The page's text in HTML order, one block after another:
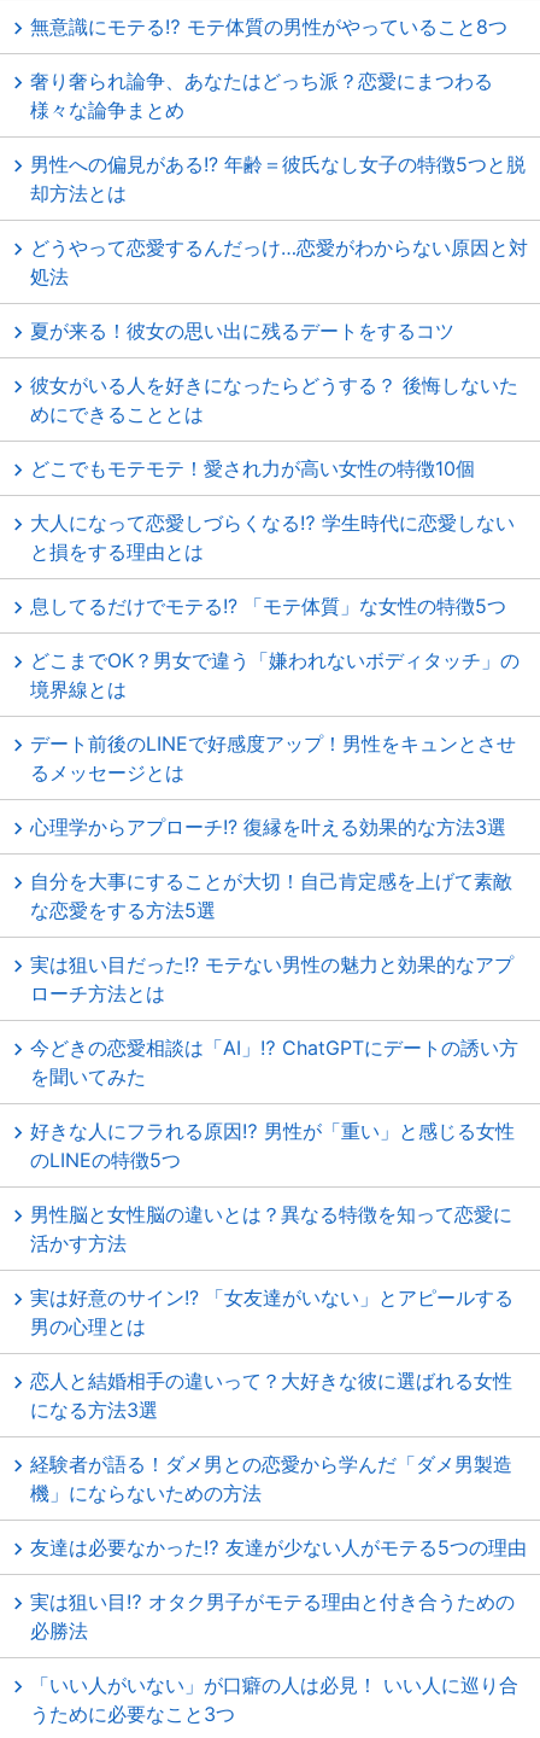
無意識にモテる⁉ モテ体質の男性がやっていること8つ
奢り奢られ論争、あなたはどっち派？恋愛にまつわる
様々な論争まとめ
男性への偏見がある!? 年齢＝彼氏なし女子の特徴5つと脱
却方法とは
どうやって恋愛するんだっけ…恋愛がわからない原因と対
処法
夏が来る！彼女の思い出に残るデートをするコツ
彼女がいる人を好きになったらどうする？ 後悔しないた
めにできることとは
どこでもモテモテ！愛され力が高い女性の特徴10個
大人になって恋愛しづらくなる⁉ 学生時代に恋愛しない
と損をする理由とは
息してるだけでモテる!? 「モテ体質」な女性の特徴5つ
どこまでOK？男女で違う「嫌われないボディタッチ」の
境界線とは
デート前後のLINEで好感度アップ！男性をキュンとさせ
るメッセージとは
心理学からアプローチ!? 復縁を叶える効果的な方法3選
自分を大事にすることが大切！自己肯定感を上げて素敵
な恋愛をする方法5選
実は狙い目だった!? モテない男性の魅力と効果的なアプ
ローチ方法とは
今どきの恋愛相談は「AI」⁉ ChatGPTにデートの誘い方
を聞いてみた
好きな人にフラれる原因⁉ 男性が「重い」と感じる女性
のLINEの特徴5つ
男性脳と女性脳の違いとは？異なる特徴を知って恋愛に
活かす方法
実は好意のサイン!? 「女友達がいない」とアピールする
男の心理とは
恋人と結婚相手の違いって？大好きな彼に選ばれる女性
になる方法3選
経験者が語る！ダメ男との恋愛から学んだ「ダメ男製造
機」にならないための方法
友達は必要なかった⁉ 友達が少ない人がモテる5つの理由
実は狙い目⁉ オタク男子がモテる理由と付き合うための
必勝法
「いい人がいない」が口癖の人は必見！ いい人に巡り合
うために必要なこと3つ